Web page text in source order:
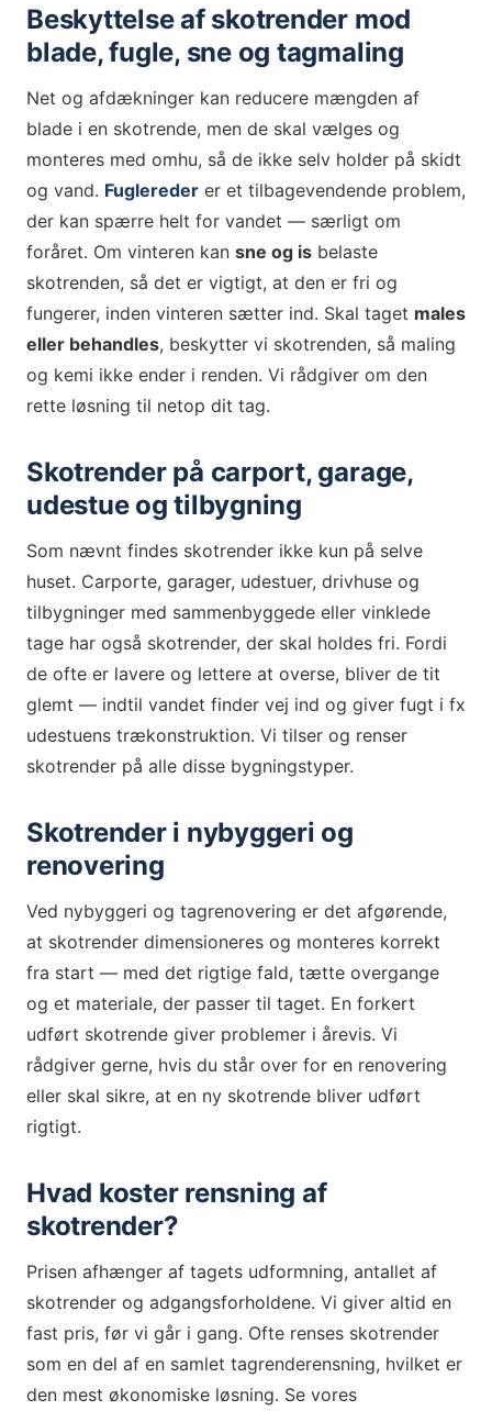
Beskyttelse af skotrender mod
blade, fugle, sne og tagmaling
Net og afdækninger kan reducere mængden af
blade i en skotrende, men de skal vælges og
monteres med omhu, så de ikke selv holder på skidt
og vand. Fuglereder er et tilbagevendende problem,
der kan spærre helt for vandet — særligt om
foråret. Om vinteren kan sne og is belaste
skotrenden, så det er vigtigt, at den er fri og
fungerer, inden vinteren sætter ind. Skal taget males
eller behandles, beskytter vi skotrenden, så maling
og kemi ikke ender i renden. Vi rådgiver om den
rette løsning til netop dit tag.
Skotrender på carport, garage,
udestue og tilbygning
Som nævnt findes skotrender ikke kun på selve
huset. Carporte, garager, udestuer, drivhuse og
tilbygninger med sammenbyggede eller vinklede
tage har også skotrender, der skal holdes fri. Fordi
de ofte er lavere og lettere at overse, bliver de tit
glemt — indtil vandet finder vej ind og giver fugt i fx
udestuens trækonstruktion. Vi tilser og renser
skotrender på alle disse bygningstyper.
Skotrender i nybyggeri og
renovering
Ved nybyggeri og tagrenovering er det afgørende,
at skotrender dimensioneres og monteres korrekt
fra start — med det rigtige fald, tætte overgange
og et materiale, der passer til taget. En forkert
udført skotrende giver problemer i årevis. Vi
rådgiver gerne, hvis du står over for en renovering
eller skal sikre, at en ny skotrende bliver udført
rigtigt.
Hvad koster rensning af
skotrender?
Prisen afhænger af tagets udformning, antallet af
skotrender og adgangsforholdene. Vi giver altid en
fast pris, før vi går i gang. Ofte renses skotrender
som en del af en samlet tagrenderensning, hvilket er
den mest økonomiske løsning. Se vores